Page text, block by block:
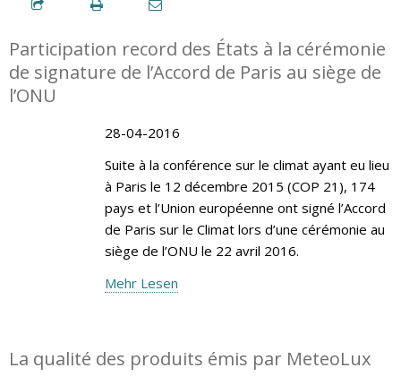
Participation record des États à la cérémonie
de signature de l’Accord de Paris au siège de
l’ONU
28-04-2016
Suite à la conférence sur le climat ayant eu lieu
à Paris le 12 décembre 2015 (COP 21), 174
pays et l’Union européenne ont signé l’Accord
de Paris sur le Climat lors d’une cérémonie au
siège de l’ONU le 22 avril 2016.
Mehr Lesen
La qualité des produits émis par MeteoLux